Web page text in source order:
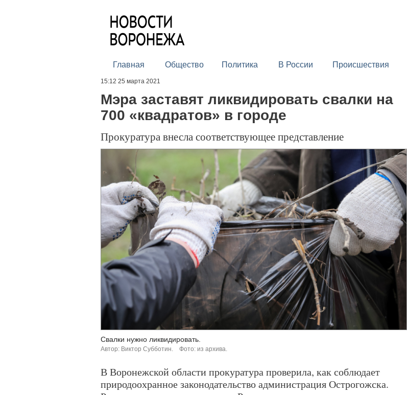
Главная Общество Политика В России Происшествия
15:12 25 марта 2021
Мэра заставят ликвидировать свалки на
700 «квадратов» в городе
Прокуратура внесла соответствующее представление
Свалки нужно ликвидировать.
Автор: Виктор Субботин. Фото: из архива.
В Воронежской области прокуратура проверила, как соблюдает
природоохранное законодательство администрация Острогожска.